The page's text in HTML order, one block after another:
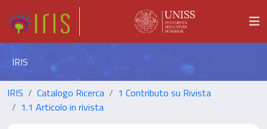
IRIS
IRIS Catalogo Ricerca
1 Contributo su Rivista
1.1 Articolo in rivista